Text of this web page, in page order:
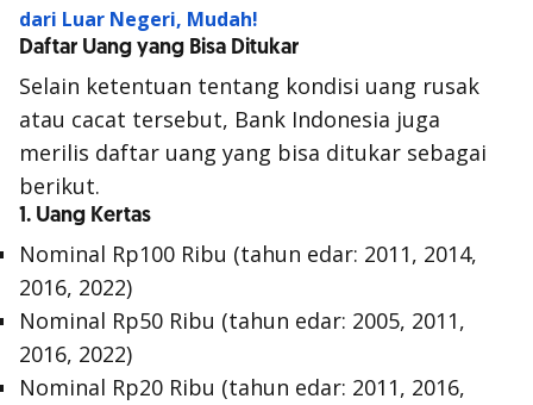
dari Luar Negeri, Mudah!
Daftar Uang yang Bisa Ditukar
Selain ketentuan tentang kondisi uang rusak
atau cacat tersebut, Bank Indonesia juga
merilis daftar uang yang bisa ditukar sebagai
berikut.
1. Uang Kertas
Nominal Rp100 Ribu (tahun edar: 2011, 2014,
2016, 2022)
Nominal Rp50 Ribu (tahun edar: 2005, 2011,
2016, 2022)
Nominal Rp20 Ribu (tahun edar: 2011, 2016,